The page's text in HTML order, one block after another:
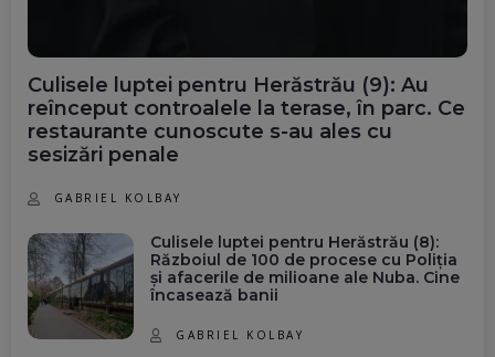
Culisele luptei pentru Herăstrău (9): Au
reînceput controalele la terase, în parc. Ce
restaurante cunoscute s-au ales cu
sesizări penale
GABRIEL KOLBAY
Culisele luptei pentru Herăstrău (8):
Războiul de 100 de procese cu Poliția
și afacerile de milioane ale Nuba. Cine
încasează banii
GABRIEL KOLBAY